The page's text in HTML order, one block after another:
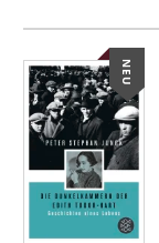
NEU